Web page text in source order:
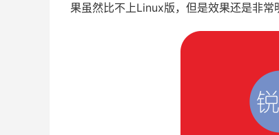
果虽然比不上Linux版，但是效果还是非常